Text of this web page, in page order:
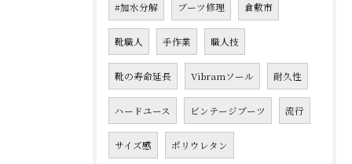
#加水分解 ブーツ修理 倉敷市
靴職人 手作業 職人技
靴の寿命延長 Vibramソール 耐久性
ハードユース ビンテージブーツ 流行
サイズ感 ポリウレタン